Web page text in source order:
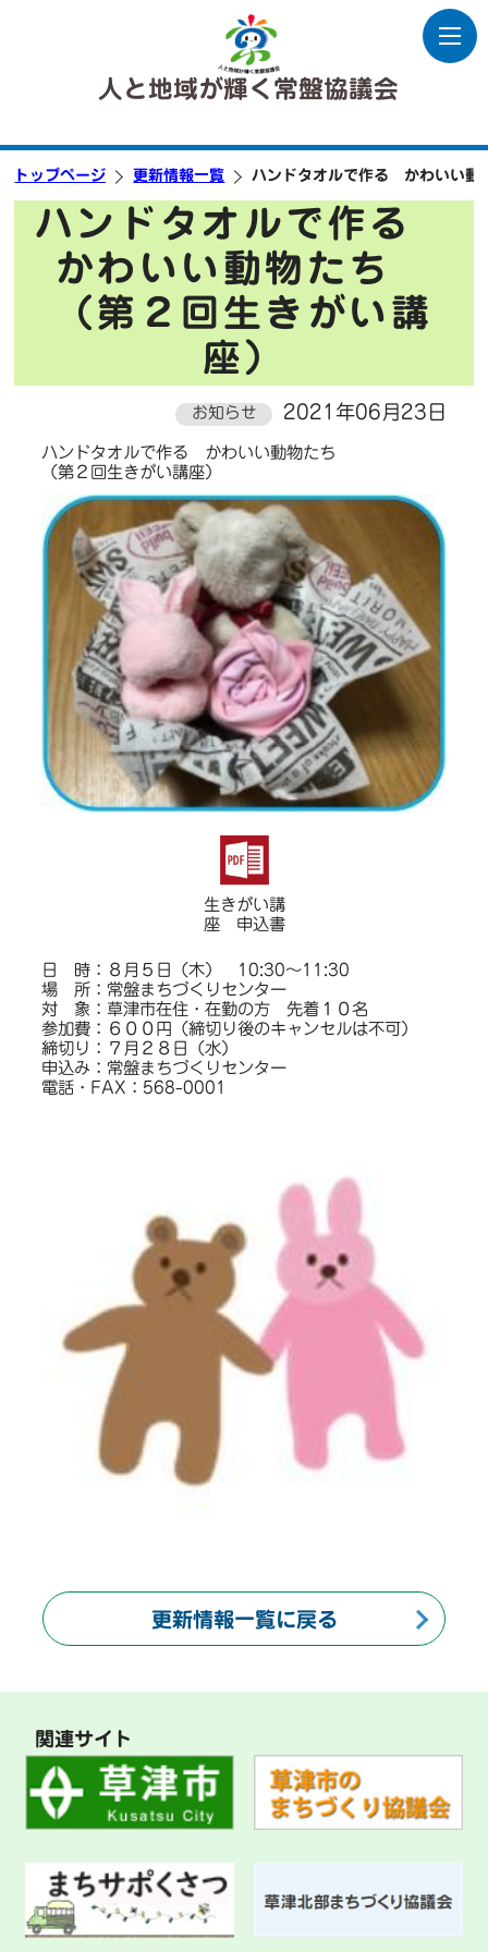
人と地域が輝く常盤協議会
トップページ 更新情報一覧 ハンドタオルで作る かわいい
ハンドタオルで作る
かわいい動物たち
（第２回生きがい講
座）
お知らせ 2021年06月23日
ハンドタオルで作る かわいい動物たち
（第２回生きがい講座）
生きがい講
座 申込書
日 時：８月５日（木） 10:30～11:30
場 所：常盤まちづくりセンター
対 象：草津市在住・在勤の方 先着１０名
参加費：６００円（締切り後のキャンセルは不可）
締切り：７月２８日（水）
申込み：常盤まちづくりセンター
電話・FAX：568-0001
更新情報一覧に戻る
関連サイト